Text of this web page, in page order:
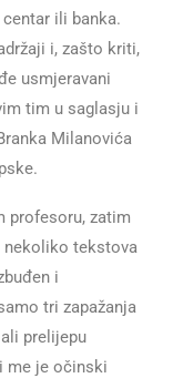
ili banka.
i, zašto kriti,
usmjeravani
tim u saglasju i
Milanovića
profesoru, zatim
nekoliko tekstova
i
tri zapažanja
prelijepu
me je očinski